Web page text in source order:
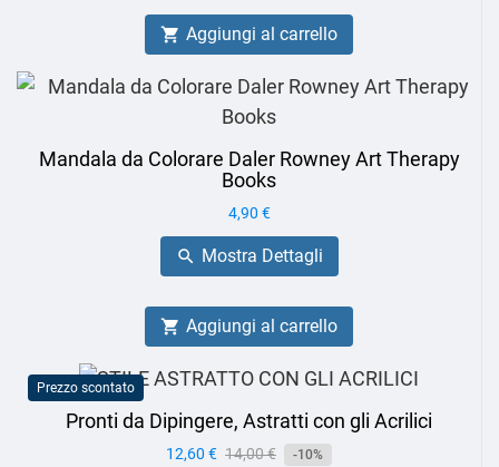
 Aggiungi al carrello
Mandala da Colorare Daler Rowney Art Therapy
Books
Prezzo
4,90 €
 Mostra Dettagli
 Aggiungi al carrello
Prezzo scontato
Pronti da Dipingere, Astratti con gli Acrilici
Prezzo
12,60 € Prezzo
14,00 € -10%